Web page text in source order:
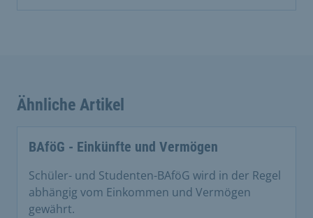
Ähnliche Artikel
BAföG - Einkünfte und Vermögen
Schüler- und Studenten-BAföG wird in der Regel
abhängig vom Einkommen und Vermögen
gewährt.